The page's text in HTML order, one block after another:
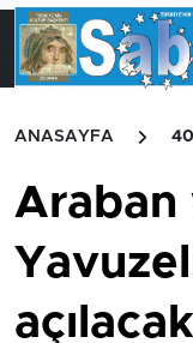
ANASAYFA
Araban
açılacak